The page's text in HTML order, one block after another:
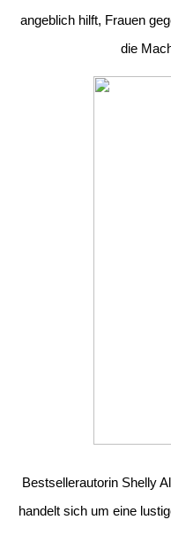
angeblich hilft, Frauen
die
Bestsellerautorin Shelly
handelt sich um eine